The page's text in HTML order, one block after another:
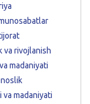
va rivojlanish
madaniyati
va madaniyati